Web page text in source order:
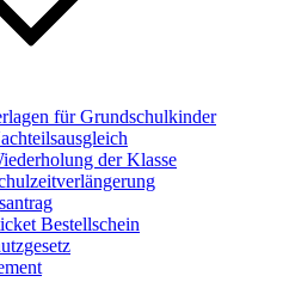
für Grundschulkinder
der Klasse
Bestellschein